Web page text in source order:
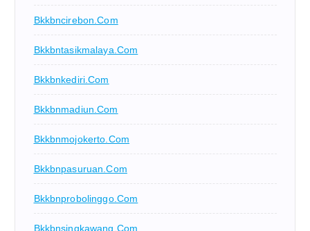
Bkkbncirebon.com
Bkkbntasikmalaya.com
Bkkbnkediri.com
Bkkbnmadiun.com
Bkkbnmojokerto.com
Bkkbnpasuruan.com
Bkkbnprobolinggo.com
Bkkbnsingkawang.com